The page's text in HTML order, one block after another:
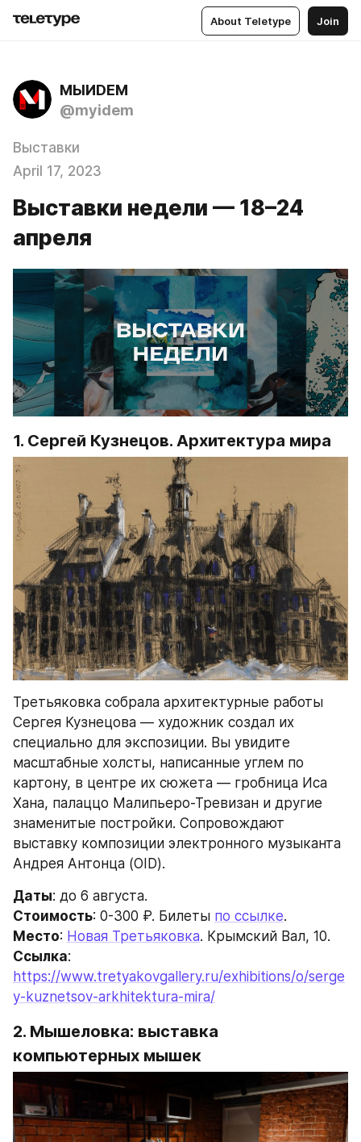
About Teletype Join
МЫИDЕМ
@myidem
Выставки
April 17, 2023
Выставки недели — 18–24
апреля
1. Сергей Кузнецов. Архитектура мира
Третьяковка собрала архитектурные работы
Сергея Кузнецова — художник создал их
специально для экспозиции. Вы увидите
масштабные холсты, написанные углем по
картону, в центре их сюжета — гробница Иса
Хана, палаццо Малипьеро-Тревизан и другие
знаменитые постройки. Сопровождают
выставку композиции электронного музыканта
Андрея Антонца (OID).
Даты: до 6 августа.
Стоимость: 0-300 ₽. Билеты по ссылке.
Место: Новая Третьяковка. Крымский Вал, 10.
Ссылка
https://www.tretyakovgallery.ru/exhibitions/o/serge
y-kuznetsov-arkhitektura-mira/
2. Мышеловка: выставка
компьютерных мышек